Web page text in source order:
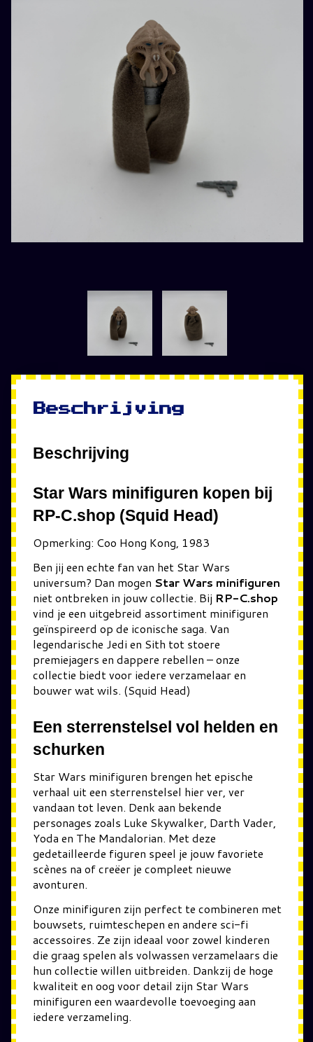
Beschrijving
Beschrijving
Star Wars minifiguren kopen bij
RP-C.shop (Squid Head)
Opmerking: Coo Hong Kong, 1983
Ben jij een echte fan van het Star Wars
universum? Dan mogen Star Wars minifiguren
niet ontbreken in jouw collectie. Bij RP-C.shop
vind je een uitgebreid assortiment minifiguren
geïnspireerd op de iconische saga. Van
legendarische Jedi en Sith tot stoere
premiejagers en dappere rebellen – onze
collectie biedt voor iedere verzamelaar en
bouwer wat wils. (Squid Head)
Een sterrenstelsel vol helden en
schurken
Star Wars minifiguren brengen het epische
verhaal uit een sterrenstelsel hier ver, ver
vandaan tot leven. Denk aan bekende
personages zoals Luke Skywalker, Darth Vader,
Yoda en The Mandalorian. Met deze
gedetailleerde figuren speel je jouw favoriete
scènes na of creëer je compleet nieuwe
avonturen.
Onze minifiguren zijn perfect te combineren met
bouwsets, ruimteschepen en andere sci-fi
accessoires. Ze zijn ideaal voor zowel kinderen
die graag spelen als volwassen verzamelaars die
hun collectie willen uitbreiden. Dankzij de hoge
kwaliteit en oog voor detail zijn Star Wars
minifiguren een waardevolle toevoeging aan
iedere verzameling.